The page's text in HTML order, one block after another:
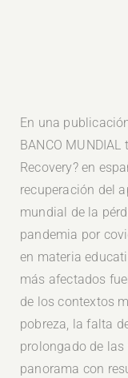
En una
BANCO
Recovery? en
recuperación del
mundial de la
pandemia por
en materia
más afectados
de los contextos
pobreza, la falta
prolongado de las
panorama con